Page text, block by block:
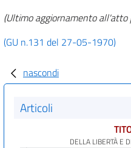
(Ultimo aggiornamento
(GU n.131 del 27-05-1970)
nascondi
Articoli
DELLA LIBERTÀ E